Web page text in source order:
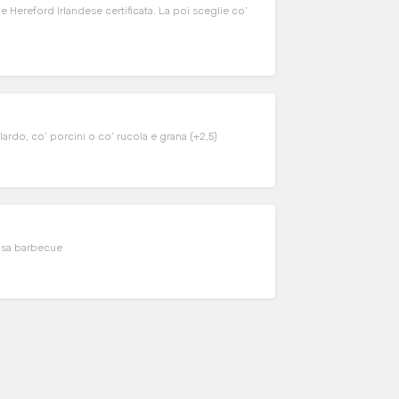
Irlandese certificata. La poi sceglie co’
co’ porcini o co’ rucola e grana (+2,5)
barbecue